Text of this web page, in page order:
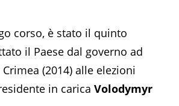
corso, è stato il quinto
il Paese dal governo ad
(2014) alle elezioni
in carica Volodymyr